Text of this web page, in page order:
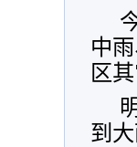
中
区
到大